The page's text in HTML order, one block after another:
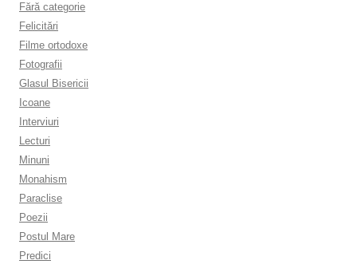
Fără categorie
Felicitări
Filme ortodoxe
Fotografii
Glasul Bisericii
Icoane
Interviuri
Lecturi
Minuni
Monahism
Paraclise
Poezii
Postul Mare
Predici